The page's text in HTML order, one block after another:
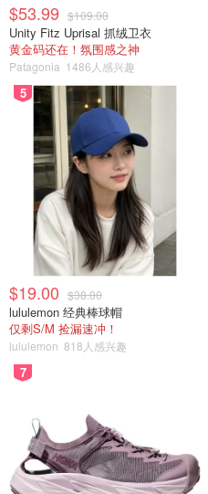
$53.99 $109.00
Unity Fitz Uprisal 抓绒卫衣
黄金码还在！氛围感之神
Patagonia 1486人感兴趣
5
$19.00 $38.00
lululemon 经典棒球帽
仅剩S/M 捡漏速冲！
lululemon 818人感兴趣
7